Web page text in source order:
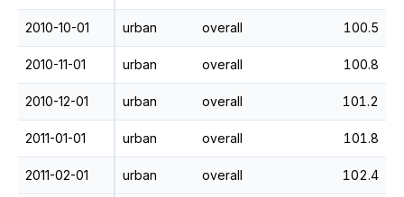
2010-10-01 urban overall 100.5
2010-11-01 urban overall 100.8
2010-12-01 urban overall 101.2
2011-01-01 urban overall 101.8
2011-02-01 urban overall 102.4